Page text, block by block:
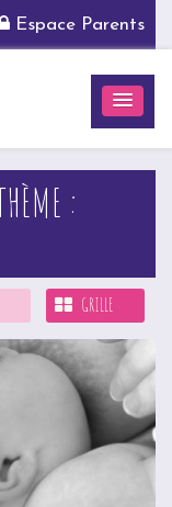
Espace Parents
:
GRILLE